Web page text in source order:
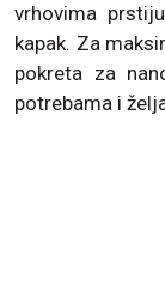
vrhovima
kapak. Za
pokreta za
potrebama i